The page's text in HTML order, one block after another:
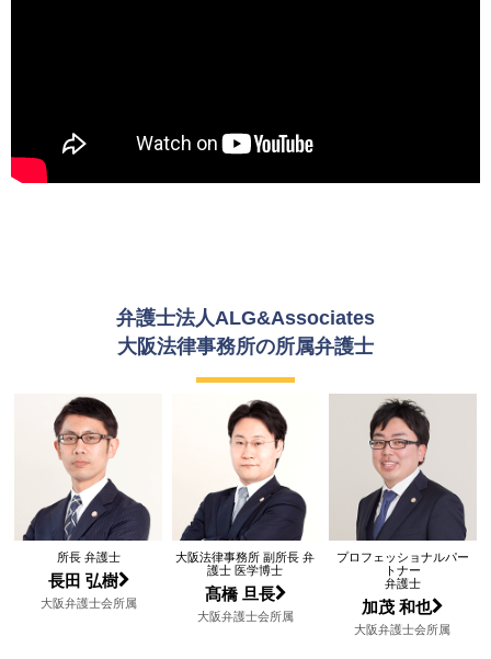
また、弁護士法人ALG&Associates では、所属してい
る弁護士同士で常に協力できる体制を築いています。
的に取り扱う弁護士も在籍しているため、医学的知見
談を行っています。
弁護士同士で協議をすることでよりより良い解決策を
見いだせる場合もあり、それができるところが弊所の
強みでもあると思います。交通事故に遭ってしまいお
困りの方は、弁護士法人ALG&Associates に一度ご相
談ください。
弁護士法人ALG&Associates
大阪法律事務所の所属弁護士
所長 弁護士
長田 弘樹
大阪弁護士会所属
大阪法律事務所 副所長 弁
護士 医学博士
髙橋 旦長
大阪弁護士会所属
プロフェッショナルパー
トナー
弁護士
加茂 和也
大阪弁護士会所属